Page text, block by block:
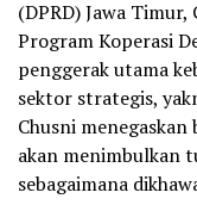
(DPRD) Jawa
Program Koperasi
penggerak utama
sektor strategis,
Chusni
akan menimbulkan
sebagaimana